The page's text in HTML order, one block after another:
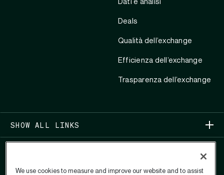
Deals
Qualità dell’exchange
Efficienza dell’exchange
Trasparenza dell’exchange
SHOW ALL LINKS
We use cookies to measure and improve our website and to assist